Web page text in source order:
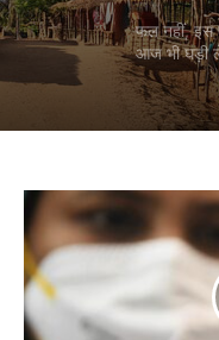
फल नहीं, इस
आज भी घड़ी
रा
ज्यों
औ
र
द्र